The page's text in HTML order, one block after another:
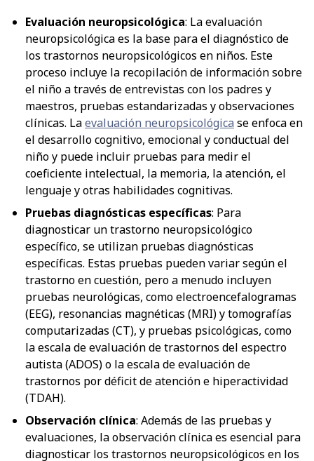
Evaluación neuropsicológica: La evaluación
neuropsicológica es la base para el diagnóstico de
los trastornos neuropsicológicos en niños. Este
proceso incluye la recopilación de información sobre
el niño a través de entrevistas con los padres y
maestros, pruebas estandarizadas y observaciones
clínicas. Laevaluación neuropsicológica se enfoca en
el desarrollo cognitivo, emocional y conductual del
niño y puede incluir pruebas para medir el
coeficiente intelectual, la memoria, la atención, el
lenguaje y otras habilidades cognitivas.
Pruebas diagnósticas específicas: Para
diagnosticar un trastorno neuropsicológico
específico, se utilizan pruebas diagnósticas
específicas. Estas pruebas pueden variar según el
trastorno en cuestión, pero a menudo incluyen
pruebas neurológicas, como electroencefalogramas
(EEG), resonancias magnéticas (MRI) y tomografías
computarizadas (CT), y pruebas psicológicas, como
la escala de evaluación de trastornos del espectro
autista (ADOS) o la escala de evaluación de
trastornos por déficit de atención e hiperactividad
(TDAH).
Observación clínica: Además de las pruebas y
evaluaciones, la observación clínica es esencial para
diagnosticar los trastornos neuropsicológicos en los